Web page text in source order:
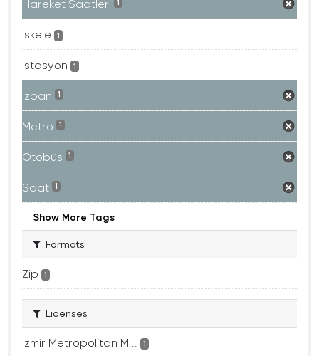
Hareket Saatleri 1
Iskele 1
Istasyon 1
Izban 1
Metro 1
Otobüs 1
Saat 1
Show More Tags
Formats
Zip 1
Licenses
Izmir Metropolitan M... 1